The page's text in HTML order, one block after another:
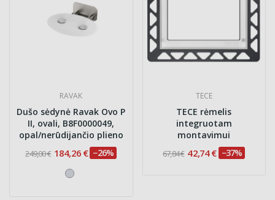
RAVAK
Dušo sėdynė Ravak Ovo P
II, ovali, B8F0000049,
opal/nerūdijančio plieno
249,00 € 184,26 € −26%
TECE
TECE rėmelis
integruotam
montavimui
67,84 € 42,74 € −37%